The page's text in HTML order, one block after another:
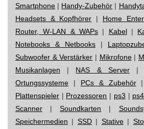
Smartphone | Handy-Zubehör |
Headsets & Kopfhörer | Home
Router, W-LAN & WAPs | Kabel|
Notebooks & Netbooks |
Subwoofer & Verstärker | Mikrofone|
Musikanlagen | NAS & Server|
Ortungssysteme | PCs & Zubehör|
Plattenspieler | Prozessoren | ps3 | ps4
Scanner |Soundkarten |
Speichermedien | SSD| Stative|